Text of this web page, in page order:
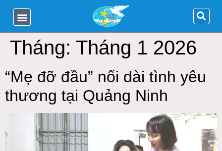
Tháng: Tháng 1 2026
“Mẹ đỡ đầu” nối dài tình yêu
thương tại Quảng Ninh